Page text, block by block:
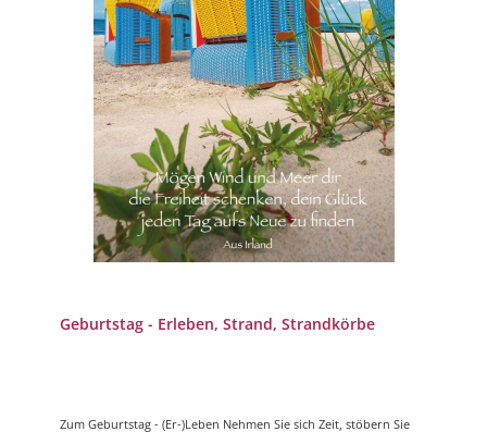
Geburtstag - Erleben, Strand, Strandkörbe
Zum Geburtstag - (Er-)Leben Nehmen Sie sich Zeit, stöbern Sie